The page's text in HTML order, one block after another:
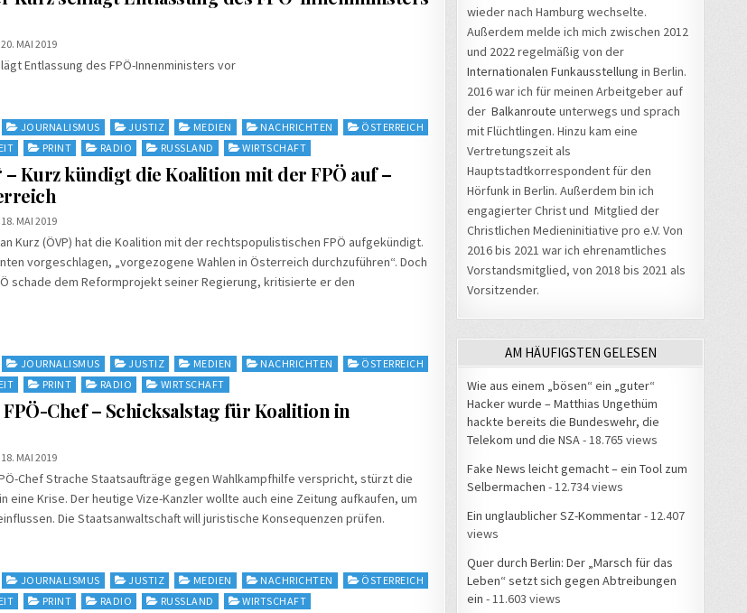
MAI 2019
Entlassung des FPÖ-Innenministers vor
JOURNALISMUS JUSTIZ MEDIEN NACHRICHTEN
ÖSTERREICH
PRINT RADIO RUSSLAND WIRTSCHAFT
– Kurz kündigt die Koalition mit der FPÖ auf –
MAI 2019
Kurz (ÖVP) hat die Koalition mit der rechtspopulistischen FPÖ aufgekündigt.
vorgeschlagen, „vorgezogene Wahlen in Österreich durchzuführen“. Doch
schade dem Reformprojekt seiner Regierung, kritisierte er den
JOURNALISMUS JUSTIZ MEDIEN NACHRICHTEN
ÖSTERREICH
PRINT RADIO WIRTSCHAFT
Chef – Schicksalstag für Koalition in
MAI 2019
Chef Strache Staatsaufträge gegen Wahlkampfhilfe verspricht, stürzt die
eine Krise. Der heutige Vize-Kanzler wollte auch eine Zeitung aufkaufen, um
Die Staatsanwaltschaft will juristische Konsequenzen prüfen.
JOURNALISMUS JUSTIZ MEDIEN NACHRICHTEN
ÖSTERREICH
PRINT RADIO RUSSLAND WIRTSCHAFT
wieder nach Hamburg wechselte.
Außerdem melde ich mich zwischen 2012
und 2022 regelmäßig von der
Internationalen Funkausstellung in Berlin.
2016 war ich für meinen Arbeitgeber auf
der Balkanroute unterwegs und sprach
mit Flüchtlingen. Hinzu kam eine
Vertretungszeit als
Hauptstadtkorrespondent für den
Hörfunk in Berlin. Außerdem bin ich
engagierter Christ und Mitglied der
Christlichen Medieninitiative pro e.V. Von
2016 bis 2021 war ich ehrenamtliches
Vorstandsmitglied, von 2018 bis 2021 als
Vorsitzender.
AM HÄUFIGSTEN GELESEN
Wie aus einem „bösen“ ein „guter“
Hacker wurde – Matthias Ungethüm
hackte bereits die Bundeswehr, die
Telekom und die NSA - 18.765 views
Fake News leicht gemacht – ein Tool zum
Selbermachen - 12.734 views
Ein unglaublicher SZ-Kommentar- 12.407
views
Quer durch Berlin: Der „Marsch für das
Leben“ setzt sich gegen Abtreibungen
ein - 11.603 views